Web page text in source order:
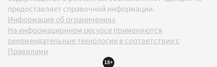
предоставляет справочной информации.
Информация об ограничениях
На информационном ресурсе применяются
рекомендательные технологии в соответствии с
Правилами
18+